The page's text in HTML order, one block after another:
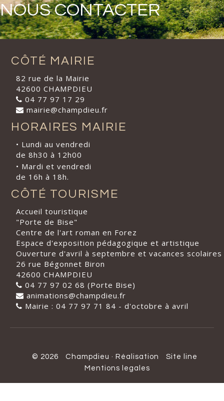
NOUS CONTACTER
CÔTÉ MAIRIE
82 rue de la Mairie
42600 CHAMPDIEU
04 77 97 17 29
mairie@champdieu.fr
HORAIRES MAIRIE
• Lundi au vendredi
de 8h30 à 12h00
• Mardi et vendredi
de 16h à 18h.
CÔTÉ TOURISME
Accueil touristique
"Porte de Bise"
Centre de l'art roman en Forez
Espace d'exposition pédagogique et artistique
Ouverture d'avril à septembre et vacances scolaires
26 rue Bégonnet Biron
42600 CHAMPDIEU
04 77 97 02 68 (Porte Bise)
animations@champdieu.fr
Mairie : 04 77 97 71 84 - d'octobre à avril
© 2026 Champdieu · Réalisation
Site line
Mentions legales